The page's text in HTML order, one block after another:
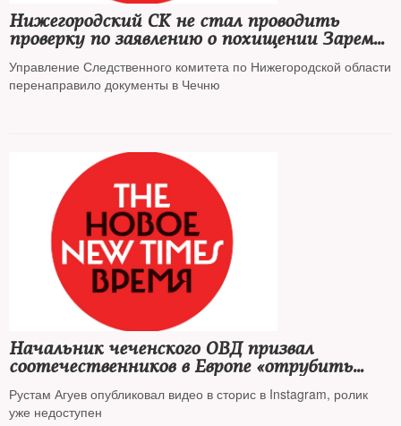
Нижегородский СК не стал проводить
проверку по заявлению о похищении Заремы
Мусаевой
Управление Следственного комитета по Нижегородской области
перенаправило документы в Чечню
Начальник чеченского ОВД призвал
соотечественников в Европе «отрубить
головы» семье Янгулбаевых
Рустам Агуев опубликовал видео в сторис в Instagram, ролик
уже недоступен